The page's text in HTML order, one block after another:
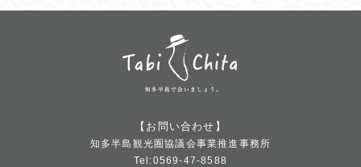
【お問い合わせ】
知多半島観光圏協議会事業推進事務所
Tel:0569-47-8588